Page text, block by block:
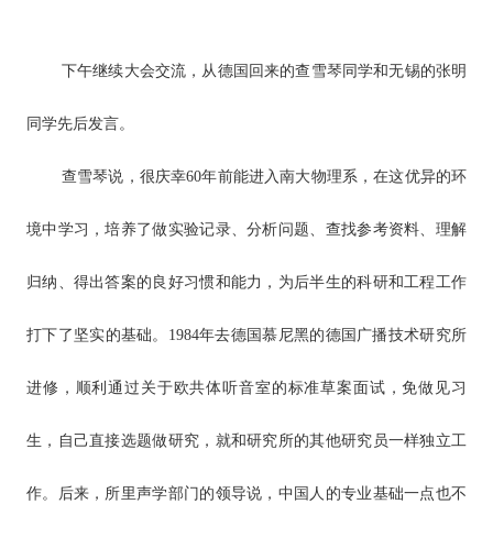
下午继续大会交流，从德国回来的查雪琴同学和无锡的张明
同学先后发言。
查雪琴说，很庆幸60年前能进入南大物理系，在这优异的环
境中学习，培养了做实验记录、分析问题、查找参考资料、理解
归纳、得出答案的良好习惯和能力，为后半生的科研和工程工作
打下了坚实的基础。1984年去德国慕尼黑的德国广播技术研究所
进修，顺利通过关于欧共体听音室的标准草案面试，免做见习
生，自己直接选题做研究，就和研究所的其他研究员一样独立工
作。后来，所里声学部门的领导说，中国人的专业基础一点也不